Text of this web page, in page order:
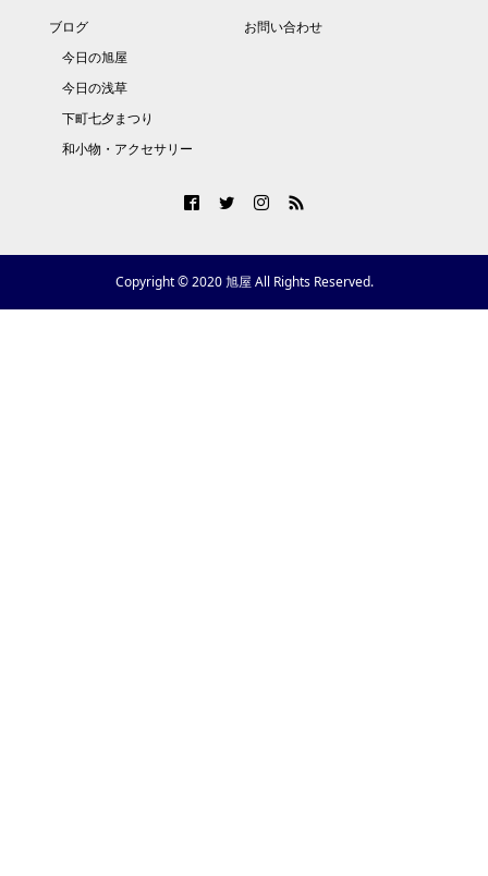
ブログ
今日の旭屋
今日の浅草
下町七夕まつり
和小物・アクセサリー
お問い合わせ
Copyright © 2020 旭屋 All Rights Reserved.